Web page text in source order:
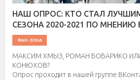
НАШ ОПРОС: КТО СТАЛ
СЕЗОНА 2020-2021 ПО
ФАН-ЗОНА
МАКСИМ ХМЫЗ, РОМАН БОБАРИКО
КОНЮХОВ?
Опрос проходит в нашей группе